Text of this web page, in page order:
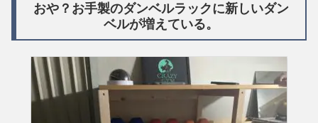
おや？お手製のダンベルラックに新しいダン
ベルが増えている。